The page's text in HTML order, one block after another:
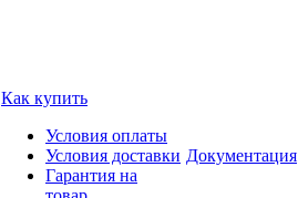
Как купить
Условия оплаты
Условия доставки
Гарантия на
Документация